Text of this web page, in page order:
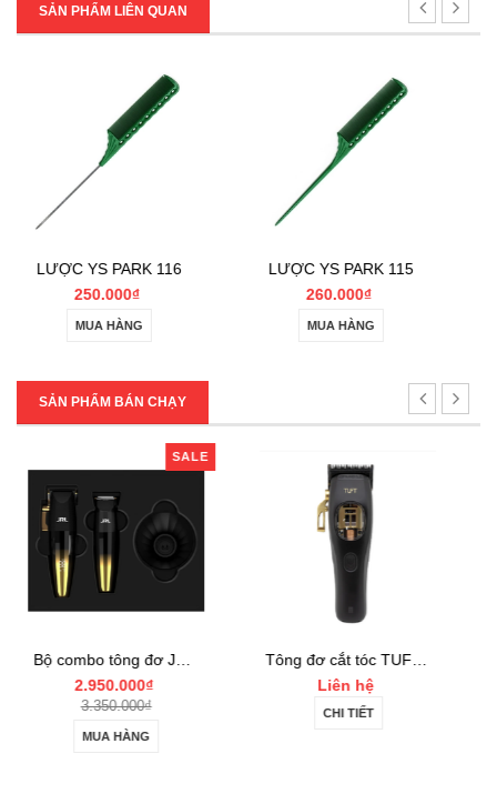
SẢN PHẨM LIÊN QUAN
LƯỢC YS PARK 115
SẢN PHẨM BÁN CHẠY
Bộ combo tông đơ JRL FF2020 Limited Gold Collection Gold Clipper và Trimmer Set
Tông đơ cắt tóc TUFT Vista-C Professional